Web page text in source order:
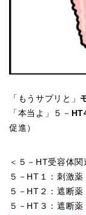
「もうサプリと」
「本当よ」５－
促進）
＜５－HT受容体関
５－HT１：刺激薬
５－HT２：遮断薬
５－HT３：遮断薬